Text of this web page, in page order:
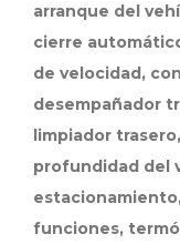
arranque del
cierre
de velocidad,
desempañador
limpiador
profundidad del
funciones,